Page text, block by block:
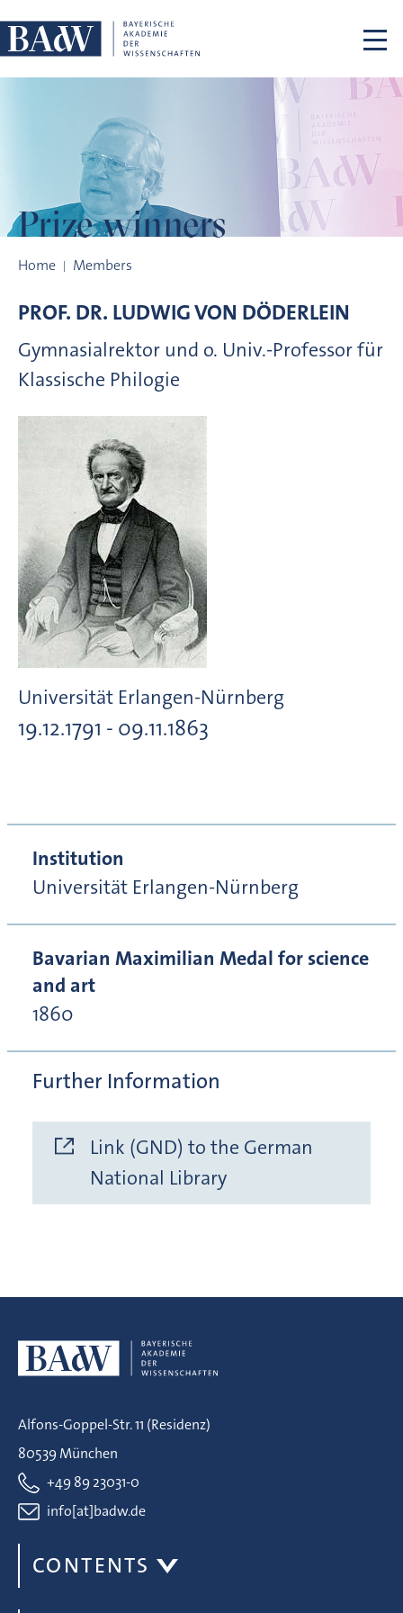
Prize winners
Home Members
PROF. DR. LUDWIG VON DÖDERLEIN
Gymnasialrektor und o. Univ.-Professor für
Klassische Philogie
Universität Erlangen-Nürnberg
19.12.1791 - 09.11.1863
Institution
Universität Erlangen-Nürnberg
Bavarian Maximilian Medal for science
and art
1860
Further Information
Link (GND) to the German
National Library
Alfons-Goppel-Str. 11 (Residenz)
80539 München
+49 89 23031-0
info[at]badw.de
CONTENTS